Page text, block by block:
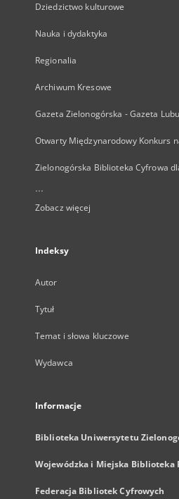
Dziedzictwo kulturowe
Nauka i dydaktyka
Regionalia
Archiwum Kresowe
Gazeta Zielonogórska - Gazeta
Otwarty Międzynarodowy Konkurs
Zielonogórska Biblioteka Cyfrowa
...
Zobacz więcej
Indeksy
Autor
Tytuł
Temat i słowa kluczowe
Wydawca
Informacje
Biblioteka Uniwersytetu
Wojewódzka i Miejska Biblioteka
Federacja Bibliotek Cyfrowych